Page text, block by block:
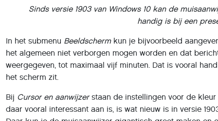
Sinds versie 1903 van Windows 10 kan de
handig is bij een
In het submenu Beeldscherm kun je bijvoorbeeld
het algemeen niet verborgen mogen worden en dat
weergegeven, tot maximaal vijf minuten. Dat is vooral
het scherm zit.
Bij Cursor en aanwijzerstaan de instellingen voor de kleur
daar vooral interessant aan is, is wat nieuw is in versie